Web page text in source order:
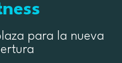
para la nueva